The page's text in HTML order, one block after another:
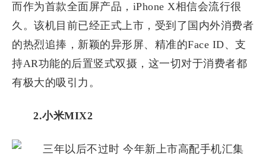
而作为首款全面屏产品，iPhone X相信会流行很
久。该机目前已经正式上市，受到了国内外消费者
的热烈追捧，新颖的异形屏、精准的Face ID、支
持AR功能的后置竖式双摄，这一切对于消费者都
有极大的吸引力。
2.小米MIX2